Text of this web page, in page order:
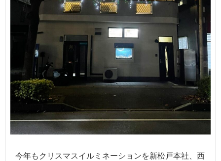
今年もクリスマスイルミネーションを新松戸本社、西